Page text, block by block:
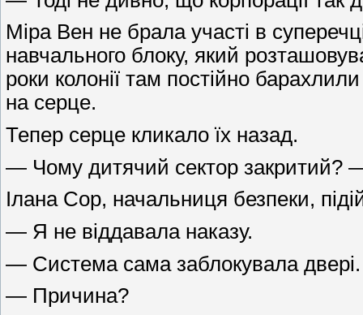
Міра Вен не брала участі в
навчального блоку, який
роки колонії там постійно
на серце.
Тепер серце кликало їх назад.
— Чому дитячий сектор закритий?
Ілана Сор, начальниця безпеки,
— Я не віддавала наказу.
— Система сама заблокувала двері.
— Причина?